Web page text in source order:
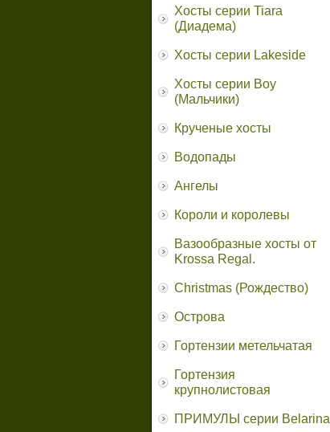
Хосты серии Tiara
(Диадема)
Хосты серии Lakeside
Хосты серии Boy
(Мальчики)
Крученые хосты
Водопады
Ангелы
Короли и королевы
Вазообразные хосты от
Krossa Regal.
Christmas (Рождество)
Острова
Гортензии метельчатая
Гортензия
крупнолистовая
ПРИМУЛЫ серии Belarina